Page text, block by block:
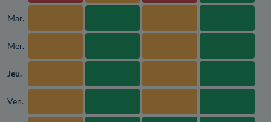
Mar.
Mer.
Jeu.
Ven.